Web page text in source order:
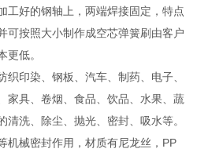
工好的钢轴上，两端焊接固定，特点
可按照大小制作成空芯弹簧刷由客户
更低。
印染、钢板、汽车、制药、电子、
家具、卷烟、食品、饮品、水果、蔬
清洗、除尘、抛光、密封、吸水等。
机械密封作用，材质有尼龙丝，PP